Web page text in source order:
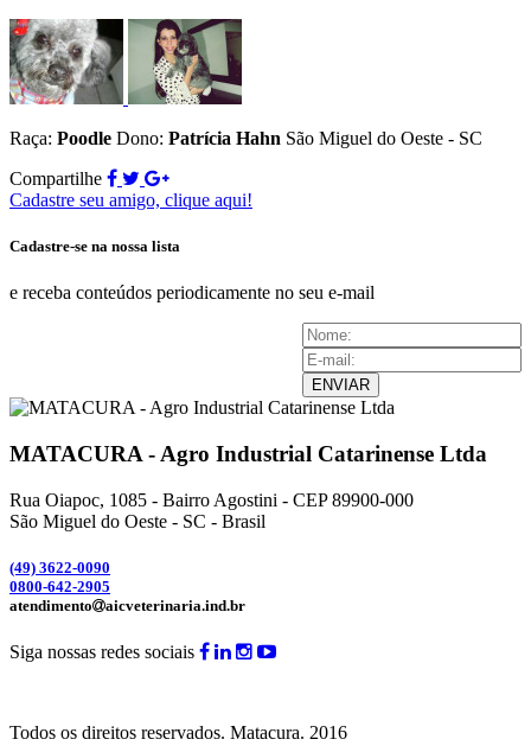
Raça: Poodle Dono: Patrícia Hahn São Miguel do Oeste - SC
Compartilhe
Cadastre seu amigo, clique aqui!
Cadastre-se na nossa lista
e receba conteúdos periodicamente no seu e-mail
ENVIAR
MATACURA - Agro Industrial Catarinense Ltda
Rua Oiapoc, 1085 - Bairro Agostini - CEP 89900-000
São Miguel do Oeste - SC - Brasil
(49) 3622-0090
0800-642-2905
atendimento
aicveterinaria.ind.br
Siga nossas redes sociais
Todos os direitos reservados. Matacura. 2016